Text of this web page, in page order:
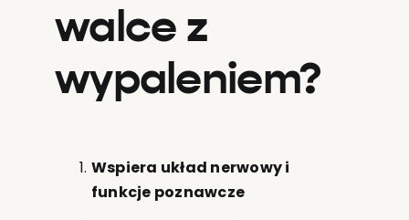
walce z
wypaleniem?
Wspiera układ nerwowy i
funkcje poznawcze